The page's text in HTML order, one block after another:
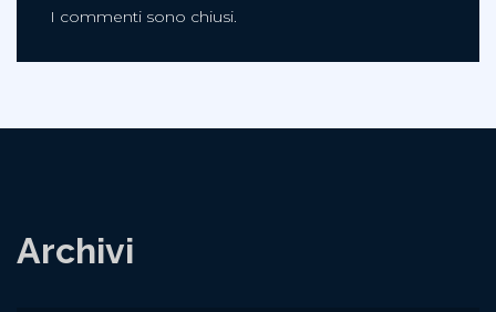
I commenti sono chiusi.
Archivi